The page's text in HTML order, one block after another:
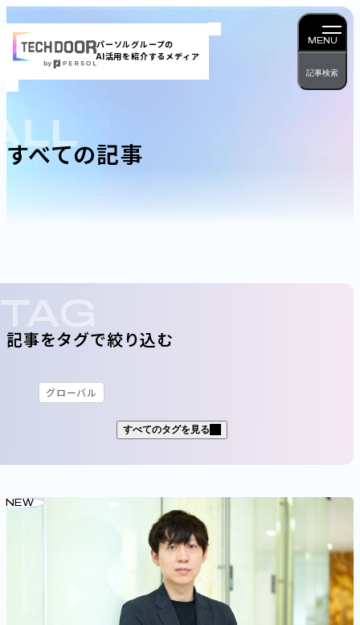
容
を
ス
プ
パーソルグループの
AI活用を紹介するメディア
MENU
記事検索
すべての記事
TAG
記事をタグで絞り込む
グローバル
パーソルイノベーション
パーソルビジネスプロセスデザイン
パーソルクロステクノロジー
パーソルワークススイッチコンサルティング
パーソルダイバース
ミイダス シェアフル
ポスタス
海外拠点／グループ会社
APAC
すべてのタグを見る
NEW